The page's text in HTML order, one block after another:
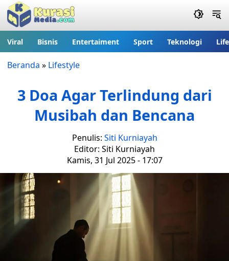
Viral Bisnis Entertaiment Sport Teknologi
Beranda » Lifestyle
3 Doa Agar Terlindung dari
Musibah dan Bencana
Penulis: Siti Kurniayah
Editor: Siti Kurniayah
Kamis, 31 Jul 2025 - 17:07